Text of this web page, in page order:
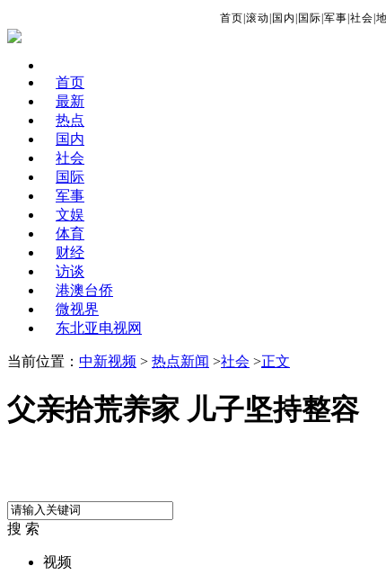
首页 滚动 国内 国际 军事 社会
首页
最新
热点
国内
社会
国际
军事
文娱
体育
财经
访谈
港澳台侨
微视界
东北亚电视网
当前位置： 中新视频 > 热点新闻 >社会 >正文
父亲拾荒养家 儿子坚持整容
搜 索
视频